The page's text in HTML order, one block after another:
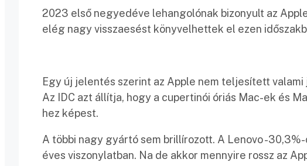
2023 első negyedéve lehangolónak bizonyult az
elég nagy visszaesést könyvelhettek el ezen
Egy új jelentés szerint az Apple nem teljesített valami
Az IDC azt állítja, hogy a cupertinói óriás Mac-ek és
hez képest.
A többi nagy gyártó sem brillírozott. A Lenovo -
éves viszonylatban. Na de akkor mennyire rossz az